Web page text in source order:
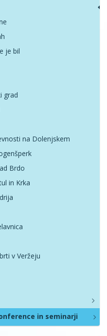
je bil
grad
na Dolenjskem
Brdo
in Krka
v Veržeju
in seminarji